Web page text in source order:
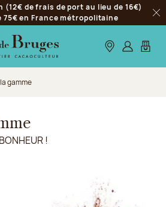
de frais de port au lieu de 16€)
en France métropolitaine
Nos boutiques
S’identifier
Mon
gamme
!